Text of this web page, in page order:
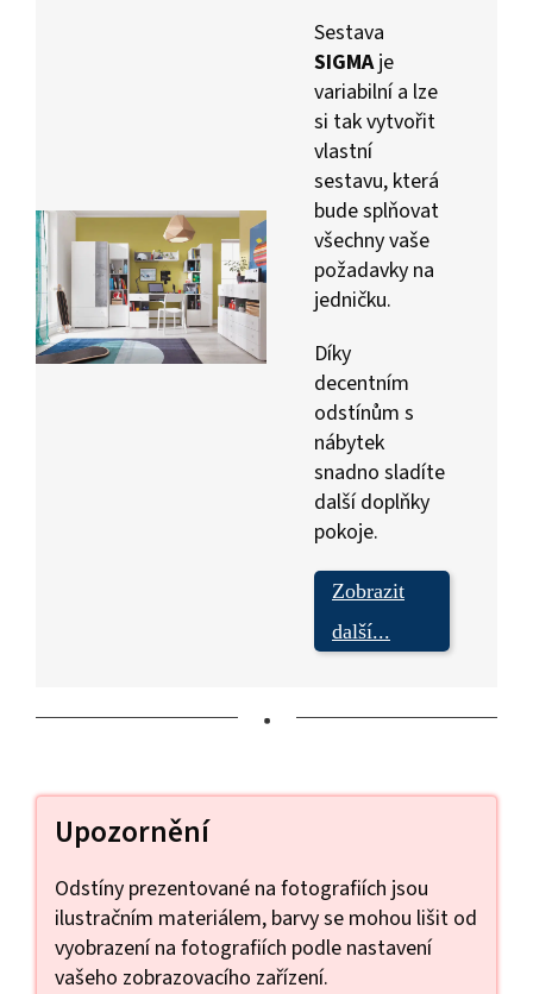
Sestava
SIGMA je
variabilní a lze
si tak vytvořit
vlastní
sestavu, která
bude splňovat
všechny vaše
požadavky na
jedničku.
Díky
decentním
odstínům s
nábytek
snadno sladíte
další doplňky
pokoje.
Zobrazit
další...
•
Upozornění
Odstíny prezentované na fotografiích jsou
ilustračním materiálem, barvy se mohou lišit od
vyobrazení na fotografiích podle nastavení
vašeho zobrazovacího zařízení.